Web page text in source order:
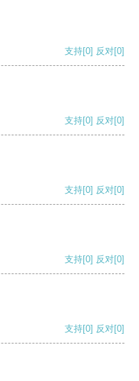
支持[0] 反对[0]
支持[0] 反对[0]
支持[0] 反对[0]
支持[0] 反对[0]
支持[0] 反对[0]